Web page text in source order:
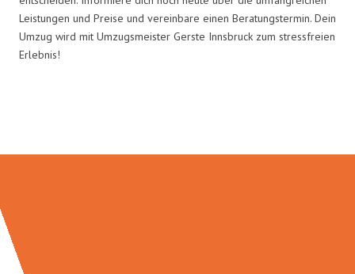
Leistungen und Preise und vereinbare einen Beratungstermin. Dein
Umzug wird mit Umzugsmeister Gerste Innsbruck zum stressfreien
Erlebnis!